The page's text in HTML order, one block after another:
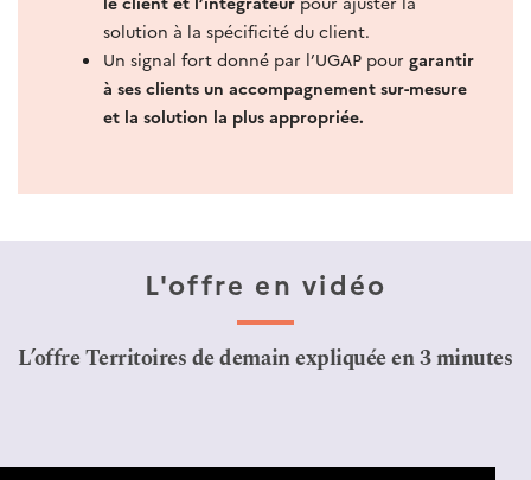
solution à la spécificité du client.
Un signal fort donné par l’UGAP pour garantir
à ses clients un accompagnement sur-mesure
et la solution la plus appropriée.
L'offre en vidéo
L’offre Territoires de demain expliquée en 3 minutes